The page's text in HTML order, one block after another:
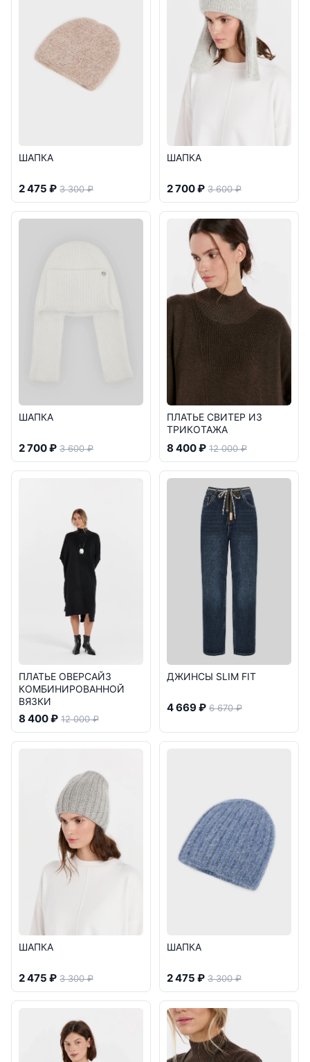
ШАПКА
2 475 ₽ 3 300 ₽
ШАПКА
2 700 ₽ 3 600 ₽
ШАПКА
2 700 ₽ 3 600 ₽
ПЛАТЬЕ СВИТЕР ИЗ
ТРИКОТАЖА
8 400 ₽ 12 000 ₽
ПЛАТЬЕ ОВЕРСАЙЗ
КОМБИНИРОВАННОЙ
ВЯЗКИ
8 400 ₽ 12 000 ₽
ДЖИНСЫ SLIM FIT
4 669 ₽ 6 670 ₽
ШАПКА
2 475 ₽ 3 300 ₽
ШАПКА
2 475 ₽ 3 300 ₽